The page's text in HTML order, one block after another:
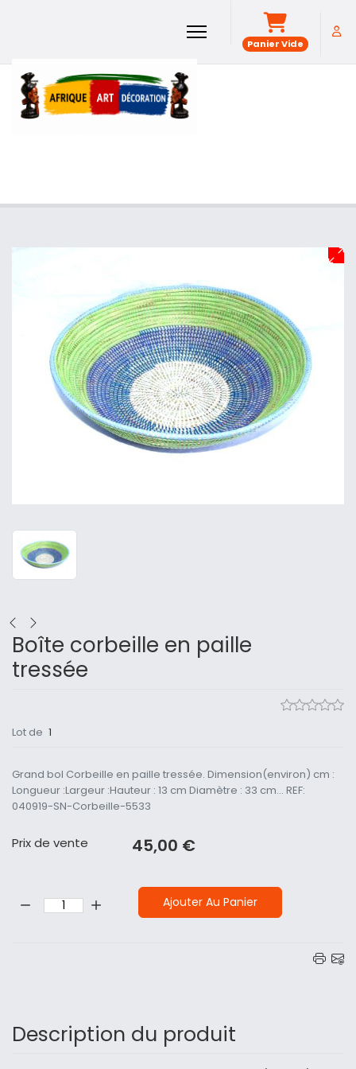
Panier Vide
Boîte corbeille en paille
tressée
Lot de 1
Grand bol Corbeille en paille tressée. Dimension(environ) cm :
Longueur :Largeur :Hauteur : 13 cm Diamètre : 33 cm... REF:
040919-SN-Corbeille-5533
Prix ​​de vente 45,00 €
Ajouter Au Panier
Description du produit